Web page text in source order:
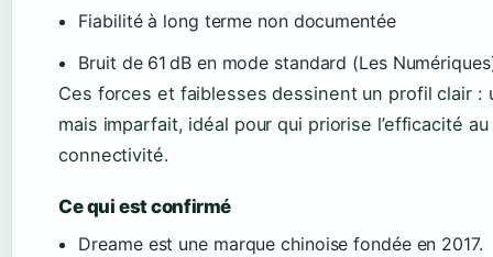
Fiabilité à long terme non documentée
Bruit de 61 dB en mode standard (Les
Ces forces et faiblesses dessinent un profil clair :
mais imparfait, idéal pour qui priorise l’efficacité
connectivité.
Ce qui est confirmé
Dreame est une marque chinoise fondée en 2017.